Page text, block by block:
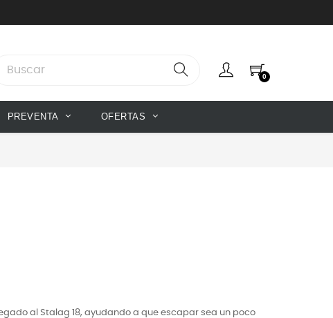
0
PREVENTA OFERTAS
al Stalag 18, ayudando a que escapar sea un poco